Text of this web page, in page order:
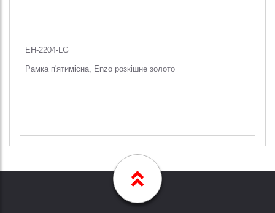
EH-2204-LG
Рамка п'ятимісна, Enzo розкішне золото